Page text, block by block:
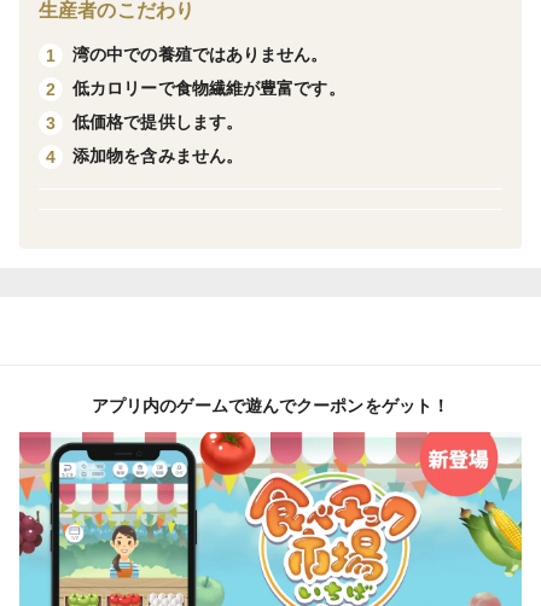
農薬等は一切使っておりません。
かりしているのが特徴とされているブランドわかめです
生産者のこだわり
1
湾の中での養殖ではありません。
2
低カロリーで食物繊維が豊富です。
3
低価格で提供します。
4
添加物を含みません。
アプリ内のゲームで遊んでクーポンをゲット！